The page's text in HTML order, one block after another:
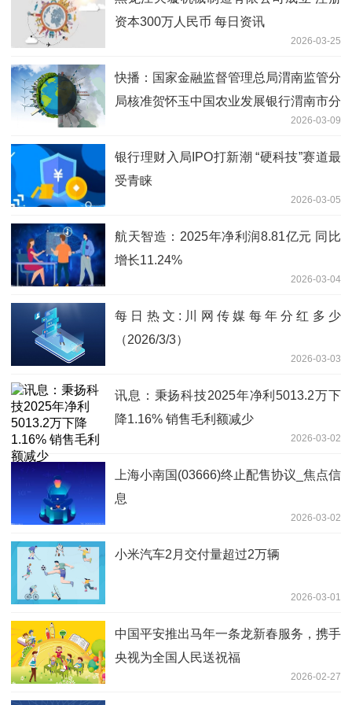
资本300万人民币 每日资讯
2026-03-25
快播：国家金融监督管理总局渭南监管分
局核准贺怀玉中国农业发展银行渭南市分
2026-03-09
银行理财入局IPO打新潮 “硬科技”赛道最
受青睐
2026-03-05
航天智造：2025年净利润8.81亿元 同比
增长11.24%
2026-03-04
每日热文:川网传媒每年分红多少
（2026/3/3）
2026-03-03
讯息：秉扬科技2025年净利5013.2万下
降1.16% 销售毛利额减少
2026-03-02
上海小南国(03666)终止配售协议_焦点信
息
2026-03-02
小米汽车2月交付量超过2万辆
2026-03-01
中国平安推出马年一条龙新春服务，携手
央视为全国人民送祝福
2026-02-27